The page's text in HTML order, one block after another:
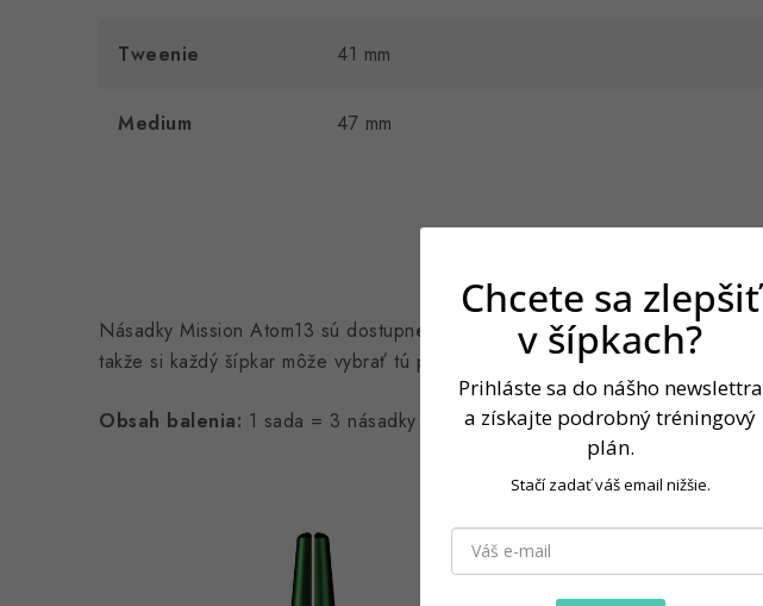
Tweenie 41 mm
Medium 47 mm
Násadky Mission Atom13 sú dostupné v mnohých rôznych farbách a dĺžkach,
takže si každý šípkar môže vybrať tú pravú variantu.
Obsah balenia: 1 sada = 3 násadky v zvolenej dĺžke.
Chcete sa zlepšiť
v šípkach?
Prihláste sa do nášho newslettra
a získajte podrobný tréningový
plán.
Stačí zadať váš email nižšie.